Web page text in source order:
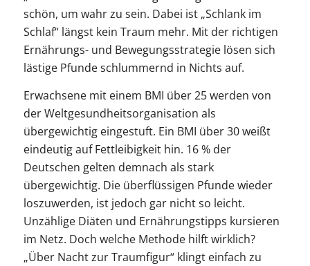
schön, um wahr zu sein. Dabei ist „Schlank im
Schlaf“ längst kein Traum mehr. Mit der richtigen
Ernährungs- und Bewegungsstrategie lösen sich
lästige Pfunde schlummernd in Nichts auf.
Erwachsene mit einem BMI über 25 werden von
der Weltgesundheitsorganisation als
übergewichtig eingestuft. Ein BMI über 30 weißt
eindeutig auf Fettleibigkeit hin. 16 % der
Deutschen gelten demnach als stark
übergewichtig. Die überflüssigen Pfunde wieder
loszuwerden, ist jedoch gar nicht so leicht.
Unzählige Diäten und Ernährungstipps kursieren
im Netz. Doch welche Methode hilft wirklich?
„Über Nacht zur Traumfigur“ klingt einfach zu